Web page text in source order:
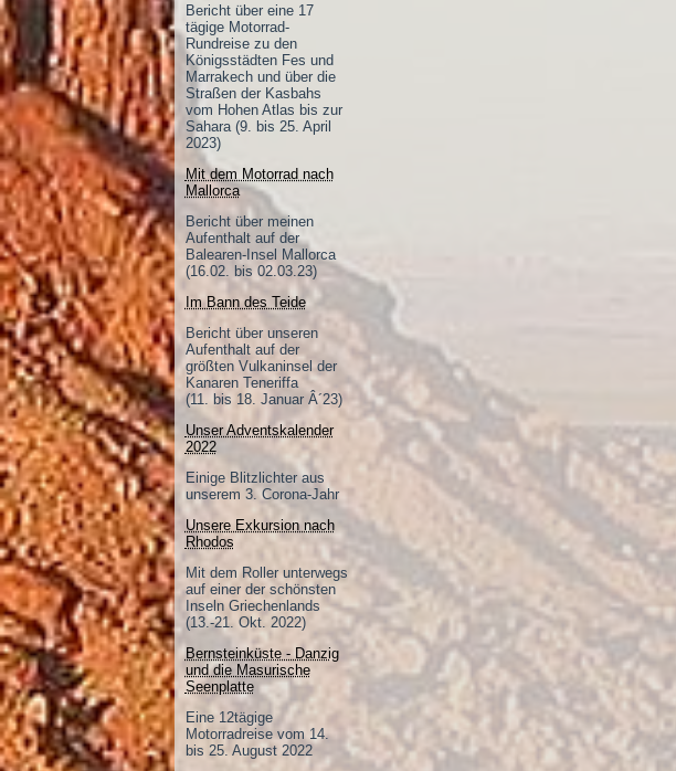
Bericht über eine 17
tägige Motorrad-
Rundreise zu den
Königsstädten Fes und
Marrakech und über die
Straßen der Kasbahs
vom Hohen Atlas bis zur
Sahara (9. bis 25. April
2023)
Mit dem Motorrad nach
Mallorca
Bericht über meinen
Aufenthalt auf der
Balearen-Insel Mallorca
(16.02. bis 02.03.23)
Im Bann des Teide
Bericht über unseren
Aufenthalt auf der
größten Vulkaninsel der
Kanaren Teneriffa
(11. bis 18. Januar Â´23)
Unser Adventskalender
2022
Einige Blitzlichter aus
unserem 3. Corona-Jahr
Unsere Exkursion nach
Rhodos
Mit dem Roller unterwegs
auf einer der schönsten
Inseln Griechenlands
(13.-21. Okt. 2022)
Bernsteinküste - Danzig
und die Masurische
Seenplatte
Eine 12tägige
Motorradreise vom 14.
bis 25. August 2022